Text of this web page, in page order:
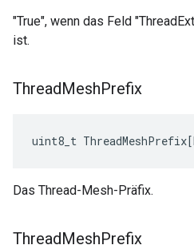
"True", wenn das Feld
ist.
ThreadMeshPrefix
uint8_t ThreadMeshPrefix[
Das Thread-Mesh-Präfix.
ThreadMeshPrefix